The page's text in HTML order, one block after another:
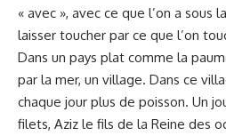
« avec », avec ce que l’on a sous
laisser toucher par ce que l’on
Dans un pays plat comme la
par la mer, un village. Dans ce
chaque jour plus de poisson. Un
filets, Aziz le fils de la Reine des